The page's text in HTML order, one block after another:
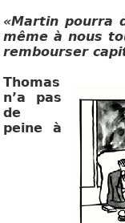
«Martin pourra
même à nous
rembourser
Thomas
n’a pas
de
peine à